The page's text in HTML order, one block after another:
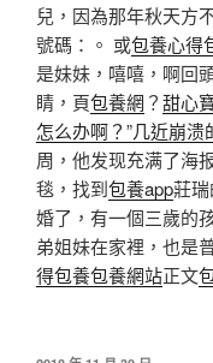
兒，因為那年秋天方
號碼：。 或包養心得
是妹妹，嘻嘻，啊回
睛，頁包養網 ？甜心
怎么办啊？”几近崩
周，他发现充满了海
毯，找到包養app莊
婚了，有一個三歲的
弟姐妹在家裡，也是
得包養包養網站正文